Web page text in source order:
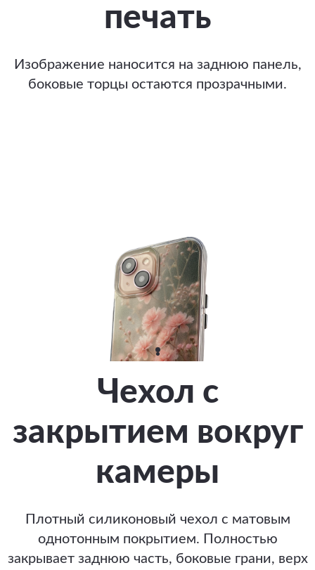
печать
Изображение наносится на заднюю панель,
боковые торцы остаются прозрачными.
Чехол с
закрытием вокруг
камеры
Плотный силиконовый чехол с матовым
однотонным покрытием. Полностью
закрывает заднюю часть, боковые грани, верх